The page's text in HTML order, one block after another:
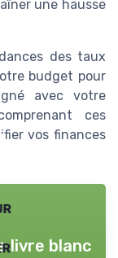
une hausse
des taux
budget pour
avec votre
ces
vos finances
livre blanc